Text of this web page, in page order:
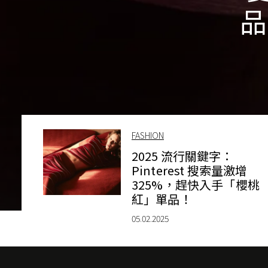
FASHION
2025 流行關鍵字：
Pinterest 搜索量激增
325%，趕快入手「櫻桃
紅」單品！
05.02.2025